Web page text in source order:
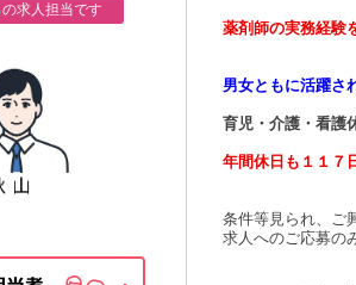
求人担当です
薬剤師の実務経験
男女ともに活躍さ
育児・介護・看護
年間休日も１１７
条件等見られ、ご
求人へのご応募の